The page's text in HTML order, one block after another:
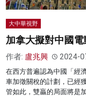
大中華視野
加拿大擬對中國
作者: 盧兆興 2024-
在西方普遍認為中國「經
車加徵關稅的計劃，已經
管如此，雙贏的局面將是